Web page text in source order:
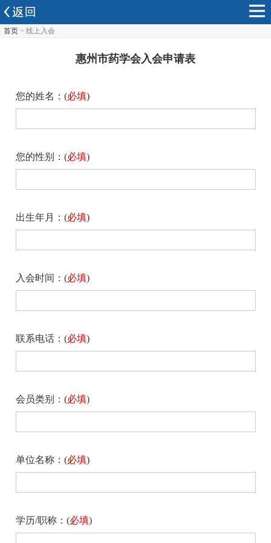
首页 > 线上入会
惠州市药学会入会申请表
您的姓名：(必填)
您的性别：(必填)
出生年月：(必填)
入会时间：(必填)
联系电话：(必填)
会员类别：(必填)
单位名称：(必填)
学历/职称：(必填)